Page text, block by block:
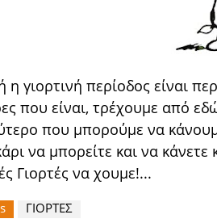
η γιορτινή περίοδος είναι
που είναι, τρέχουμε από
που μπορούμε να
να μπορείτε και να κάνετε
Γιορτές να χουμε!...
ΓΙΟΡΤΕΣ